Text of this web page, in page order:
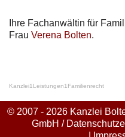
Ihre Fachanwältin für
Frau Verena Bolten.
Kanzlei1 Leistungen1 Familienrecht
© 2007 - 2026 Kanzlei
GmbH /